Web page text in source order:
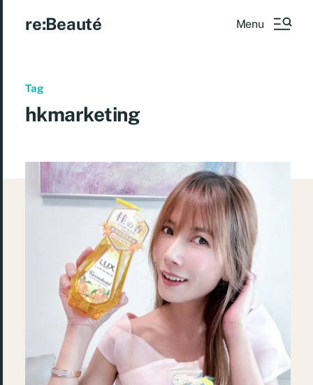
re:Beauté Menu
Tag
hkmarketing